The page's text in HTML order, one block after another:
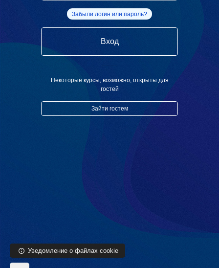
Перейти к основному содержанию
Забыли логин или пароль?
Вход
Некоторые курсы, возможно, открыты для
гостей
Зайти гостем
Уведомление о файлах cookie